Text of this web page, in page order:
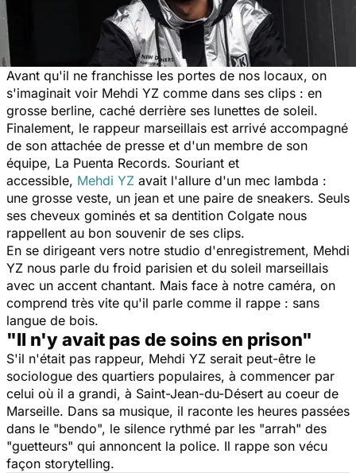
Avant qu'il ne franchisse les portes de nos locaux, on
s'imaginait voir Mehdi YZ comme dans ses clips : en
grosse berline, caché derrière ses lunettes de soleil.
Finalement, le rappeur marseillais est arrivé accompagné
de son attachée de presse et d'un membre de son
équipe, La Puenta Records. Souriant et
accessible, Mehdi YZ avait l'allure d'un mec lambda :
une grosse veste, un jean et une paire de sneakers. Seuls
ses cheveux gominés et sa dentition Colgate nous
rappellent au bon souvenir de ses clips.
En se dirigeant vers notre studio d'enregistrement, Mehdi
YZ nous parle du froid parisien et du soleil marseillais
avec un accent chantant. Mais face à notre caméra, on
comprend très vite qu'il parle comme il rappe : sans
langue de bois.
"Il n'y avait pas de soins en prison"
S'il n'était pas rappeur, Mehdi YZ serait peut-être le
sociologue des quartiers populaires, à commencer par
celui où il a grandi, à Saint-Jean-du-Désert au coeur de
Marseille. Dans sa musique, il raconte les heures passées
dans le "bendo", le silence rythmé par les "arrah" des
"guetteurs" qui annoncent la police. Il rappe son vécu
façon storytelling.